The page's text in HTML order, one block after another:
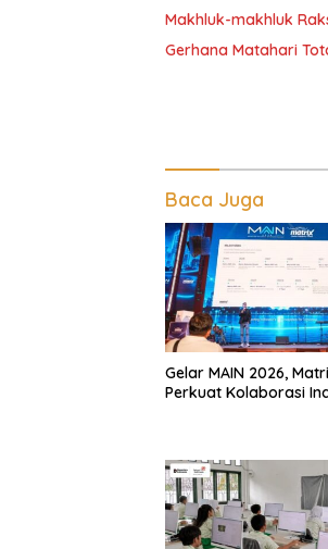
Makhluk-makhluk
Gerhana Matahari
Baca Juga
Gelar MAIN 2026,
Perkuat Kolaborasi